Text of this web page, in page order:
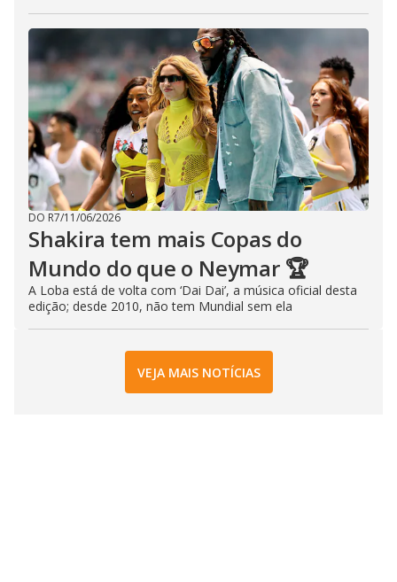
DO R7/11/06/2026
Shakira tem mais Copas do
Mundo do que o Neymar 🏆
A Loba está de volta com ‘Dai Dai’, a música oficial desta
edição; desde 2010, não tem Mundial sem ela
VEJA MAIS NOTÍCIAS